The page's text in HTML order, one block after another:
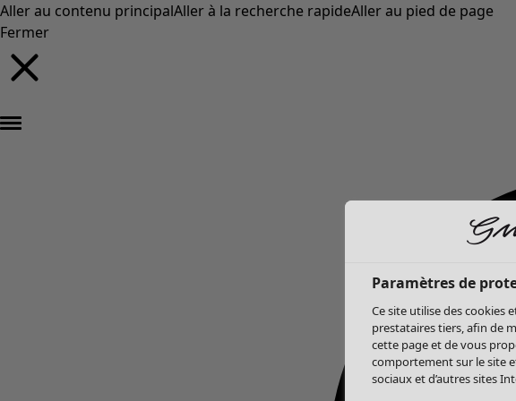
Aller au contenu principalAller à la recherche rapideAller au pied de page
Fermer
Paramètres de
Ce site utilise des cookies
prestataires tiers, afin de
cette page et de vous
comportement sur le site
sociaux et d’autres sites